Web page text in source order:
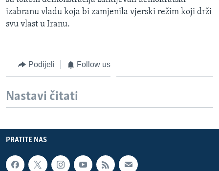
Learning English
Jezici
izabranu vladu koja bi zamjenila vjerski režim koji drži
svu vlast u Iranu.
Podijeli Follow us
Nastavi čitati
PRATITE NAS